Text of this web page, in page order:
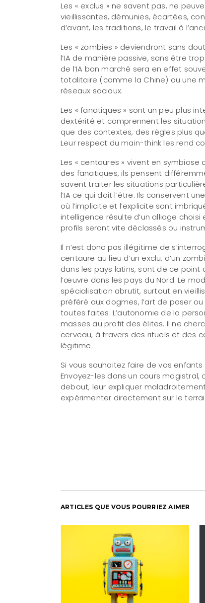
Les « exclus » ne savent pas, ne
vieillissantes, démunies, écartées,
d’avant, les traditions, le travail à
Les « zombies » deviendront sans
l’IA de manière passive, sans être
de l’IA bon marché sera en effet
totalitaire (comme la Chine) ou une
réseaux sociaux.
Les « fanatiques » sont un peu plus
dextérité et comprennent les
que des contextes, des règles plus
Leur respect du main-think les rend
Les « centaures » vivent en
des fanatiques, ils pensent
savent traiter les situations
l’IA ce qui doit l’être. Ils conservent
où l’implicite et l’explicite sont
intelligence résulte d’un alliage choisi
profils seront vite déclassés ou
Il n’est donc pas illégitime de
centaure au lieu d’un exclu, d’un
dans les pays latins, sont de ce
l’œuvre dans les pays du Nord. Le
spécialisation abrutit, surtout en
préféré aux dogmes, l’art de poser
toutes faites. L’autonomie de la
masses au profit des élites. Il ne
cerveau, à travers des rituels et des
légitime.
Si vous souhaitez faire de vos
Envoyez-les dans un cours
debout, leur expliquer
expérimenter directement sur le
ARTICLES QUE VOUS POURRIEZ AIMER